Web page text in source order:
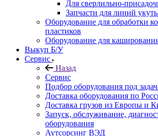
Для сверлильно-
Запчасти для линий
Оборудование для обработки
пластиков
Оборудование для
Выкуп Б/У
Сервис
Назад
Сервис
Подбор оборудования под
Доставка оборудования по
Доставка грузов из Европы и
Запуск, обслуживание,
оборудования
Аутсорсинг ВЭД